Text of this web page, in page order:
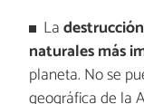
La
naturales más
planeta. No se